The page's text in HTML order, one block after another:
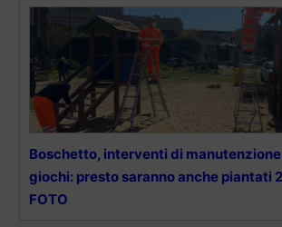
Boschetto, interventi di
giochi: presto saranno anche piantati
FOTO